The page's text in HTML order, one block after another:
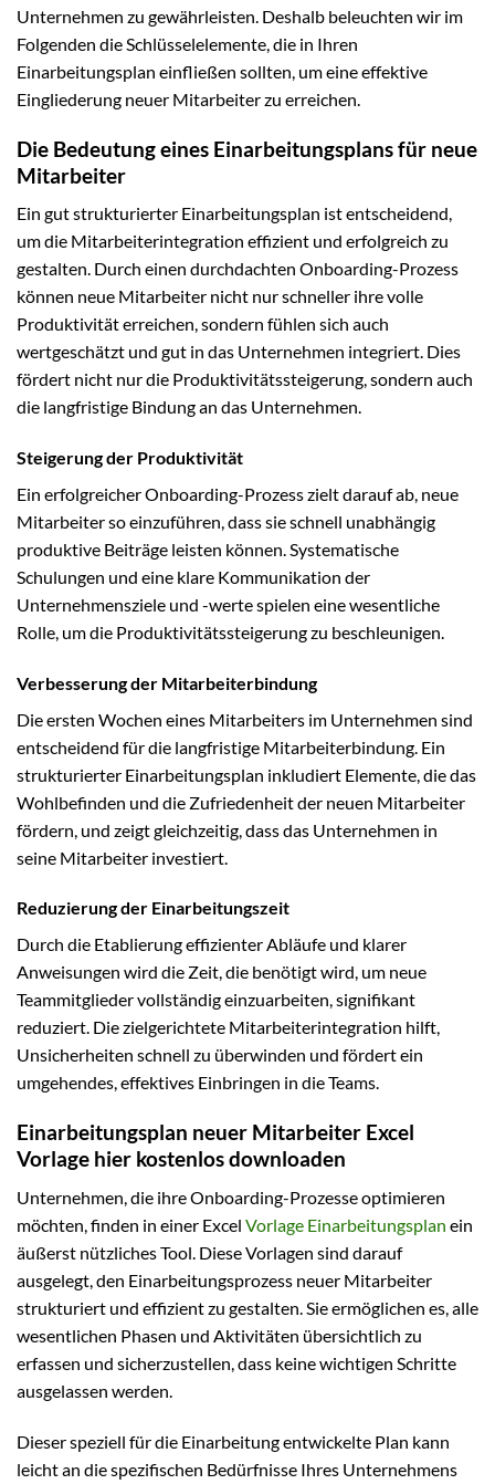
Unternehmen zu gewährleisten. Deshalb beleuchten wir im
Folgenden die Schlüsselelemente, die in Ihren
Einarbeitungsplan einfließen sollten, um eine effektive
Eingliederung neuer Mitarbeiter zu erreichen.
Die Bedeutung eines Einarbeitungsplans für neue
Mitarbeiter
Ein gut strukturierter Einarbeitungsplan ist entscheidend,
um die Mitarbeiterintegration effizient und erfolgreich zu
gestalten. Durch einen durchdachten Onboarding-Prozess
können neue Mitarbeiter nicht nur schneller ihre volle
Produktivität erreichen, sondern fühlen sich auch
wertgeschätzt und gut in das Unternehmen integriert. Dies
fördert nicht nur die Produktivitätssteigerung, sondern auch
die langfristige Bindung an das Unternehmen.
Steigerung der Produktivität
Ein erfolgreicher Onboarding-Prozess zielt darauf ab, neue
Mitarbeiter so einzuführen, dass sie schnell unabhängig
produktive Beiträge leisten können. Systematische
Schulungen und eine klare Kommunikation der
Unternehmensziele und -werte spielen eine wesentliche
Rolle, um die Produktivitätssteigerung zu beschleunigen.
Verbesserung der Mitarbeiterbindung
Die ersten Wochen eines Mitarbeiters im Unternehmen sind
entscheidend für die langfristige Mitarbeiterbindung. Ein
strukturierter Einarbeitungsplan inkludiert Elemente, die das
Wohlbefinden und die Zufriedenheit der neuen Mitarbeiter
fördern, und zeigt gleichzeitig, dass das Unternehmen in
seine Mitarbeiter investiert.
Reduzierung der Einarbeitungszeit
Durch die Etablierung effizienter Abläufe und klarer
Anweisungen wird die Zeit, die benötigt wird, um neue
Teammitglieder vollständig einzuarbeiten, signifikant
reduziert. Die zielgerichtete Mitarbeiterintegration hilft,
Unsicherheiten schnell zu überwinden und fördert ein
umgehendes, effektives Einbringen in die Teams.
Einarbeitungsplan neuer Mitarbeiter Excel
Vorlage hier kostenlos downloaden
Unternehmen, die ihre Onboarding-Prozesse optimieren
möchten, finden in einer Excel Vorlage Einarbeitungsplan ein
äußerst nützliches Tool. Diese Vorlagen sind darauf
ausgelegt, den Einarbeitungsprozess neuer Mitarbeiter
strukturiert und effizient zu gestalten. Sie ermöglichen es, alle
wesentlichen Phasen und Aktivitäten übersichtlich zu
erfassen und sicherzustellen, dass keine wichtigen Schritte
ausgelassen werden.
Dieser speziell für die Einarbeitung entwickelte Plan kann
leicht an die spezifischen Bedürfnisse Ihres Unternehmens